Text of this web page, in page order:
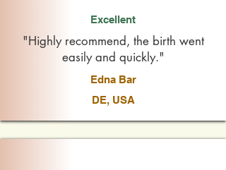
Excellent
"Highly recommend, the birth went
easily and quickly."
Edna Bar
DE, USA